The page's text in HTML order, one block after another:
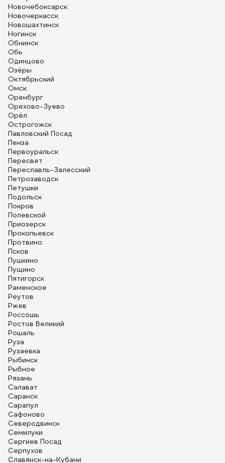
Новочебоксарск
Новочеркасск
Новошахтинск
Ногинск
Обнинск
Обь
Одинцово
Озёры
Октябрьский
Омск
Оренбург
Орехово-Зуево
Орёл
Острогожск
Павловский Посад
Пенза
Первоуральск
Пересвет
Переславль-Залесский
Петрозаводск
Петушки
Подольск
Покров
Полевской
Приозерск
Прокопьевск
Протвино
Псков
Пушкино
Пущино
Пятигорск
Раменское
Реутов
Ржев
Россошь
Ростов Великий
Рошаль
Руза
Рузаевка
Рыбинск
Рыбное
Рязань
Салават
Саранск
Сарапул
Сафоново
Северодвинск
Семилуки
Сергиев Посад
Серпухов
Славянск-на-Кубани